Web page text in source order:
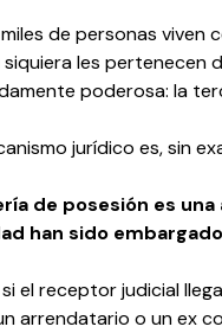
miles de personas
siquiera les pertenecen
poderosa: la
jurídico es, sin
de posesión es
han sido
si el receptor judicial
arrendatario o un ex